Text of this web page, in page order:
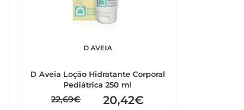
D AVEIA
D Aveia Loção Hidratante Corporal
Pediátrica 250 ml
22,69€ 20,42€